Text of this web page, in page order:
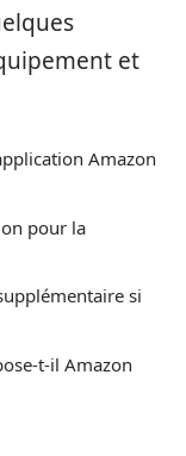
et
Amazon
pour la
si
t-il Amazon